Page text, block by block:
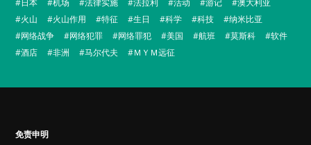
火山
火山作用 特征 生日 科学 科技
纳米比亚
网络战争
网络犯罪 网络罪犯 美国 航班 莫斯科
软件
酒店
非洲 马尔代夫 ＭＹＭ远征
免责申明